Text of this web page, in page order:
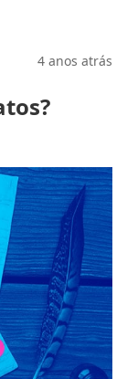
4 anos atrás